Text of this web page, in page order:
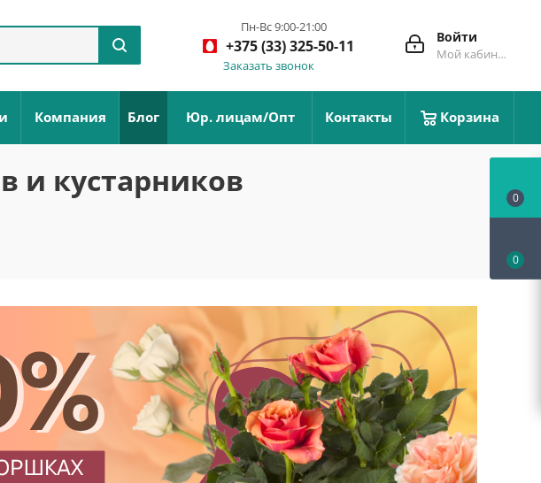
Войти
Мой кабинет
Пн-Вс 9:00-21:00
+375 (33) 325-50-11
Заказать звонок
Компания Блог Юр. лицам/Опт Контакты Корзина
и кустарников 0
0